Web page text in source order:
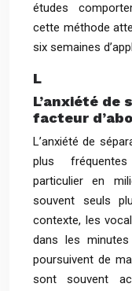
études
cette méthode
six semaines
L
L’anxiété de
facteur
L’anxiété de
plus
particulier en
souvent seuls
contexte, les
dans les
poursuivent de
sont souvent